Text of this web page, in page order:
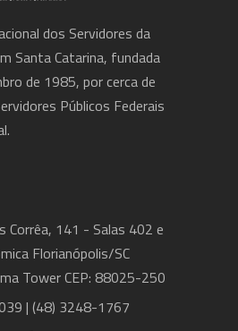
dos Servidores da
Santa Catarina, fundada
de 1985, por cerca de
Públicos Federais
Corrêa, 141 - Salas 402 e
Florianópolis/SC
Tower CEP: 88025-250
| (48) 3248-1767